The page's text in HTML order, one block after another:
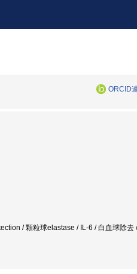
ORCID
/ 顆粒球elastase / IL-6 / 白血球除去